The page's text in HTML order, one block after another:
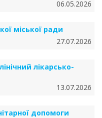
06.05.2026
міської ради
27.07.2026
лікарсько-
13.07.2026
допомоги